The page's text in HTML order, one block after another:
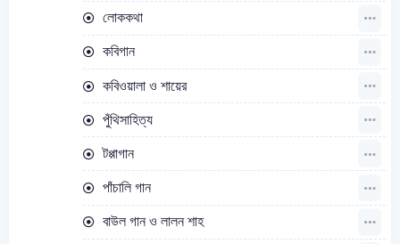
লোককথা
কবিগান
কবিওয়ালা ও শায়ের
পুঁথিসাহিত্য
টপ্পাগান
পাঁচালি গান
বাউল গান ও লালন শাহ